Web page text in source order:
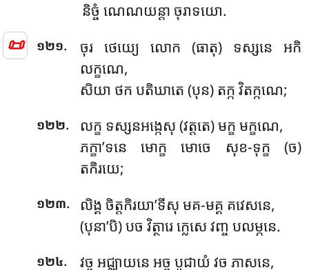
📜
និច្ចំ ណេណយន្តា ចុរាទយោ.
១២១.
ចុរ ថេយ្យេ លោក (ធាតុ) ទស្សនេ អកិ
លក្ខណេ,
សិយា ថក បតិឃាតេ (បុន) តក្ក វិតក្កណេ;
១២២.
លក្ខ ទស្សនអង្កេសុ (វត្តតេ) មក្ខ មក្ខណេ,
ភក្ខា’ទនេ មោក្ខ មោចេ សុខ-ទុក្ខ (ច)
តកិរយេ;
១២៣.
លិង្គ ចិត្តកិរយា’ទីសុ មគ-មគ្គ គវេសនេ,
(បុនា’បិ) បច វិត្ថារេ ក្លេសេ វញ្ច បលម្ភនេ.
១២៤. វច្ច អជ្ឈាយនេ អច្ច បូជាយំ វច ភាសនេ,